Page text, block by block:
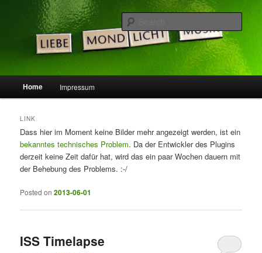
LeSpocky.de :: Blog
Die Idee ist gut, doch die Welt noch nicht bereit …
Home Impressum
LINK
Dass hier im Moment keine Bilder mehr angezeigt werden, ist ein
bekanntes technisches Problem. Da der Entwickler des Plugins
derzeit keine Zeit dafür hat, wird das ein paar Wochen dauern mit
der Behebung des Problems. :-/
Posted on2013-06-01
ISS Timelapse